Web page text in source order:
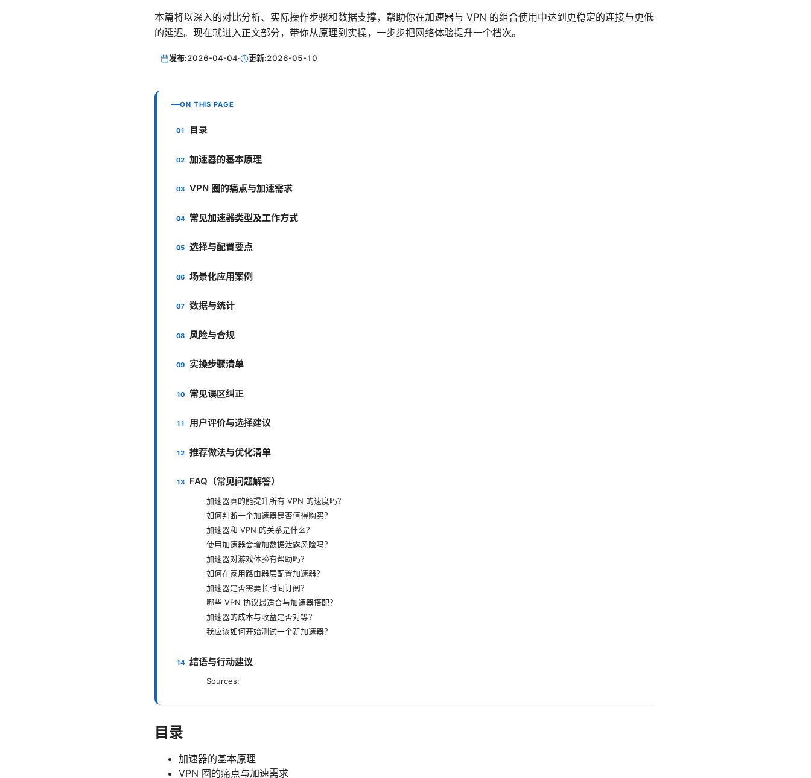
本篇将以深入的对比分析、实际操作步骤和数据支撑，帮助你在加速器与 VPN 的组合使用中达到更稳定的连接与更低
的延迟。现在就进入正文部分，带你从原理到实操，一步步把网络体验提升一个档次。
发布:2026-04-04· 更新:2026-05-10
ON THIS PAGE
目录
加速器的基本原理
VPN 圈的痛点与加速需求
常见加速器类型及工作方式
选择与配置要点
场景化应用案例
数据与统计
风险与合规
实操步骤清单
常见误区纠正
用户评价与选择建议
推荐做法与优化清单
FAQ（常见问题解答）
加速器真的能提升所有 VPN 的速度吗？
如何判断一个加速器是否值得购买？
加速器和 VPN 的关系是什么？
使用加速器会增加数据泄露风险吗？
加速器对游戏体验有帮助吗？
如何在家用路由器层配置加速器？
加速器是否需要长时间订阅？
哪些 VPN 协议最适合与加速器搭配？
加速器的成本与收益是否对等？
我应该如何开始测试一个新加速器？
结语与行动建议
Sources:
目录
加速器的基本原理
VPN 圈的痛点与加速需求